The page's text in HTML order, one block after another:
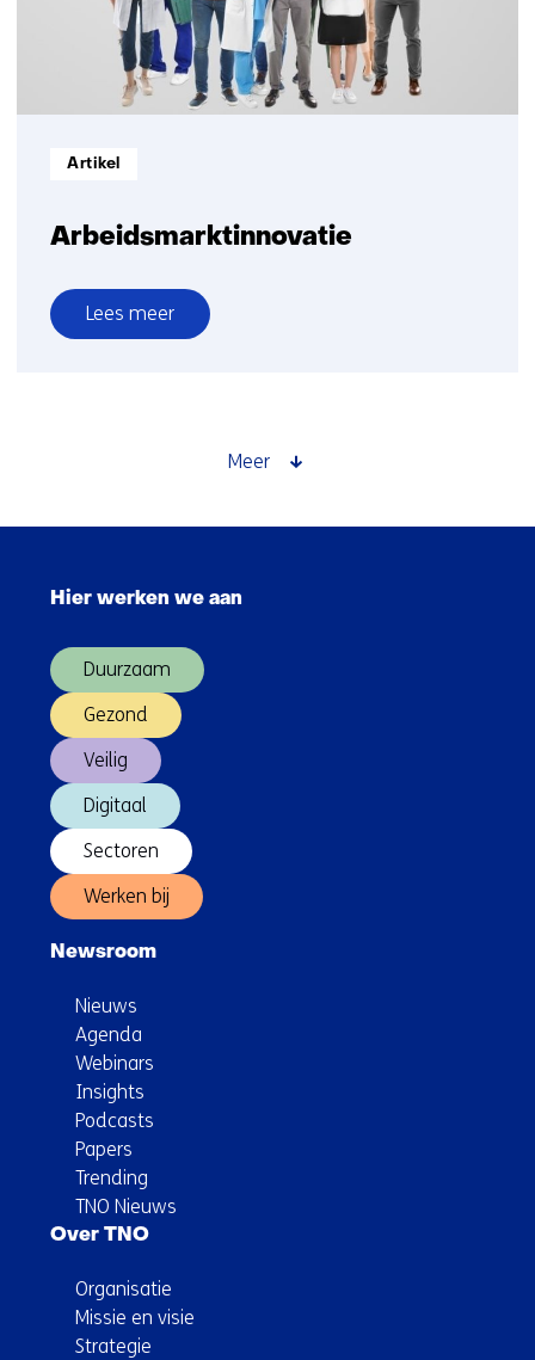
Arbeidsmarktinnovatie
Informatietype:
Artikel
Lees meer
over
Meer
Hier werken we aan
Duurzaam
Gezond
Veilig
Digitaal
Sectoren
Werken bij
Newsroom
Nieuws
Agenda
Webinars
Insights
Podcasts
Papers
Trending
TNO Nieuws
Over TNO
Organisatie
Missie en visie
Strategie